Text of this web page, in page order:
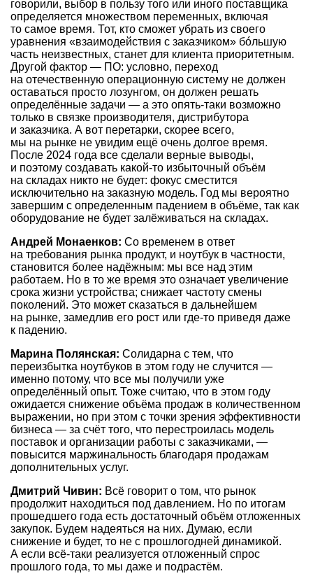
говорили, выбор в пользу того или иного поставщика
определяется множеством переменных, включая
то самое время. Тот, кто сможет убрать из своего
уравнения «взаимодействия с заказчиком» бóльшую
часть неизвестных, станет для клиента приоритетным.
Другой фактор — ПО: условно, переход
на отечественную операционную систему не должен
оставаться просто лозунгом, он должен решать
определённые задачи — а это опять-таки возможно
только в связке производителя, дистрибутора
и заказчика. А вот перетарки, скорее всего,
мы на рынке не увидим ещё очень долгое время.
После 2024 года все сделали верные выводы,
и поэтому создавать какой-то избыточный объём
на складах никто не будет: фокус сместится
исключительно на заказную модель. Год мы вероятно
завершим с определенным падением в объёме, так как
оборудование не будет залёживаться на складах.
Андрей Монаенков: Со временем в ответ
на требования рынка продукт, и ноутбук в частности,
становится более надёжным: мы все над этим
работаем. Но в то же время это означает увеличение
срока жизни устройства; снижает частоту смены
поколений. Это может сказаться в дальнейшем
на рынке, замедлив его рост или где-то приведя даже
к падению.
Марина Полянская: Солидарна с тем, что
переизбытка ноутбуков в этом году не случится —
именно потому, что все мы получили уже
определённый опыт. Тоже считаю, что в этом году
ожидается снижение объёма продаж в количественном
выражении, но при этом с точки зрения эффективности
бизнеса — за счёт того, что перестроилась модель
поставок и организации работы с заказчиками, —
повысится маржинальность благодаря продажам
дополнительных услуг.
Дмитрий Чивин: Всё говорит о том, что рынок
продолжит находиться под давлением. Но по итогам
прошедшего года есть достаточный объём отложенных
закупок. Будем надеяться на них. Думаю, если
снижение и будет, то не с прошлогодней динамикой.
А если всё-таки реализуется отложенный спрос
прошлого года, то мы даже и подрастём.